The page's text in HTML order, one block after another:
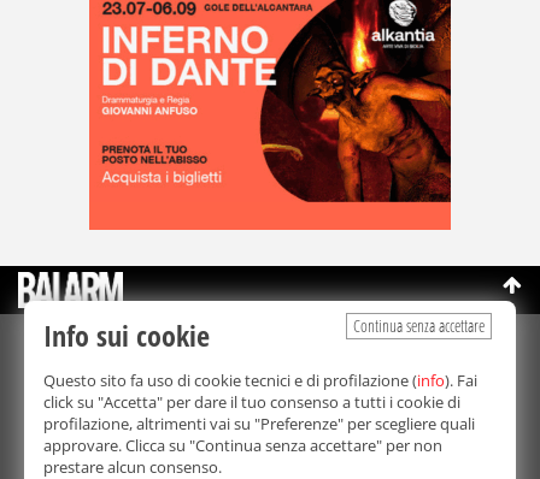
©Copyright 2003-2026
Bmedia Srl- P.IVA 07064240828
La riproduzione totale o parziale di tutti i contenuti, in qualunque
forma, su qualsiasi supporto è proibita.
Balarm.it è una testata giornalistica registrata. Autorizzazione del
Tribunale di Palermo n° 32 del 21/10/2003
Direttore responsabile:
Continua senza accettare
Info sui cookie
Questo sito fa uso di cookie tecnici e di profilazione (info). Fai
click su "Accetta" per dare il tuo consenso a tutti i cookie di
profilazione, altrimenti vai su "Preferenze" per scegliere quali
approvare. Clicca su "Continua senza accettare" per non
prestare alcun consenso.